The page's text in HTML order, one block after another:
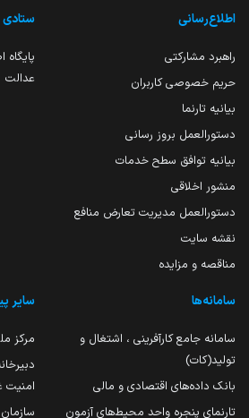
اطلاع‌رسانی
راهبرد مشارکتی
حریم خصوصی کاربران
بیانیه تارنما
دستورالعمل بروز رسانی
بیانیه توافق سطح خدمات
منشور اخلاقی
دستورالعمل مدیریت تعارض منافع
نقشه سایت
مناقصه و مزایده
ستادی
عدالت
سامانه‌ها
سامانه جامع کارآفرینی ، اشتغال و
تولید(کات)
بانک داده‌های اقتصادی و مالی
تارنمای پنجره واحد محیط‌های آزمون
سایر
مرکز
امنیت